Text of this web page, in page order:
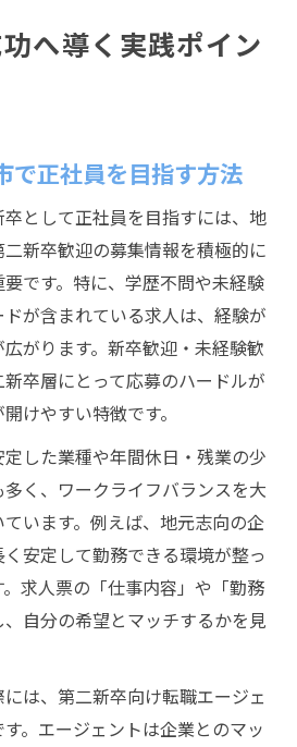
へ導く実践ポイン
で正社員を目指す方法
として正社員を目指すには、地
新卒歓迎の募集情報を積極的に
です。特に、学歴不問や未経験
が含まれている求人は、経験が
がります。新卒歓迎・未経験歓
卒層にとって応募のハードルが
けやすい特徴です。
した業種や年間休日・残業の少
く、ワークライフバランスを大
います。例えば、地元志向の企
安定して勤務できる環境が整っ
求人票の「仕事内容」や「勤務
自分の希望とマッチするかを見
は、第二新卒向け転職エージェ
。エージェントは企業とのマッ